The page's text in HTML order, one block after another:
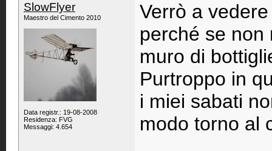
SlowFlyer
Maestro del Cimento 2010
Data registr.: 19-08-2008
Residenza: FVG
Messaggi: 4.654
Verrò a
perché se non
muro di
Purtroppo in
i miei sabati
modo torno al